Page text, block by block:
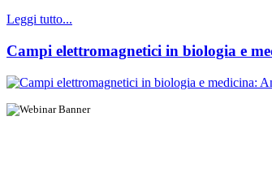
Leggi tutto...
Campi elettromagnetici in biologia e